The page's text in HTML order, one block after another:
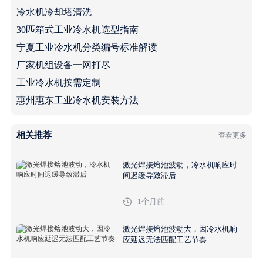
冷水机冷却塔清洗
30匹箱式工业冷水机选型指南
宁夏工业冷水机分类编号标准解读
厂家机组设备一网打尽
工业冷水机按需定制
惠州惠东工业冷水机安装方法
相关推荐 查看更多
激光焊接熔池波动，冷水机响应时
间迟缓导致滞后
1个月前
激光焊接熔池波动大，因冷水机响
应延迟无法匹配工艺节奏